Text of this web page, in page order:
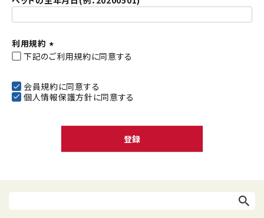
利用規約
(
須
)
下記のご利用規約に同意する
会員規約に同意する
個人情報保護方針 に同意する
登録